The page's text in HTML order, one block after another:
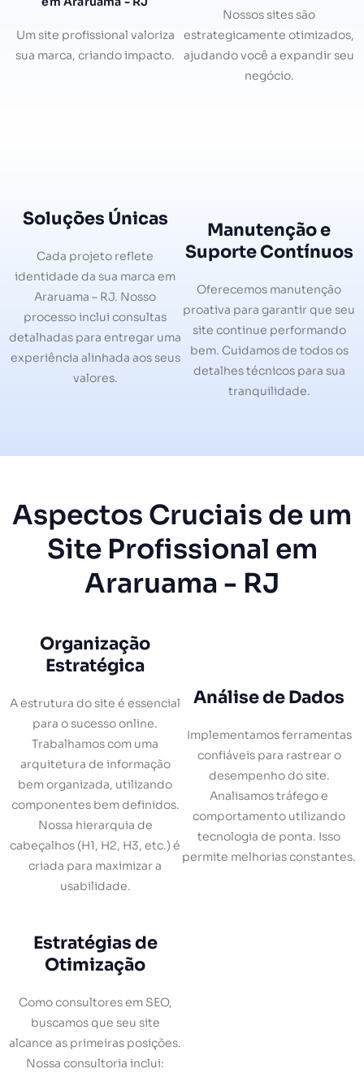
Um site profissional valoriza
sua marca, criando impacto.
Nossos sites são
estrategicamente otimizados,
ajudando você a expandir seu
negócio.
Soluções Únicas
Cada projeto reflete
identidade da sua marca em
Araruama – RJ. Nosso
processo inclui consultas
detalhadas para entregar uma
experiência alinhada aos seus
valores.
Manutenção e
Suporte Contínuos
Oferecemos manutenção
proativa para garantir que seu
site continue performando
bem. Cuidamos de todos os
detalhes técnicos para sua
tranquilidade.
Aspectos Cruciais de um
Site Profissional em
Araruama - RJ
Organização
Estratégica
A estrutura do site é essencial
para o sucesso online.
Trabalhamos com uma
arquitetura de informação
bem organizada, utilizando
componentes bem definidos.
Nossa hierarquia de
cabeçalhos (H1, H2, H3, etc.) é
criada para maximizar a
usabilidade.
Análise de Dados
Implementamos ferramentas
confiáveis para rastrear o
desempenho do site.
Analisamos tráfego e
comportamento utilizando
tecnologia de ponta. Isso
permite melhorias constantes.
Estratégias de
Otimização
Como consultores em SEO,
buscamos que seu site
alcance as primeiras posições.
Nossa consultoria inclui: